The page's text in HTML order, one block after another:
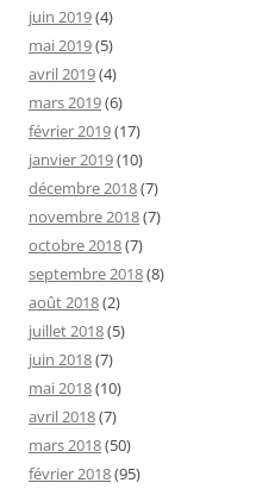
juin 2019(4)
mai 2019(5)
avril 2019(4)
mars 2019(6)
février 2019(17)
janvier 2019(10)
décembre 2018(7)
novembre 2018(7)
octobre 2018(7)
septembre 2018(8)
août 2018(2)
juillet 2018(5)
juin 2018(7)
mai 2018(10)
avril 2018(7)
mars 2018(50)
février 2018(95)